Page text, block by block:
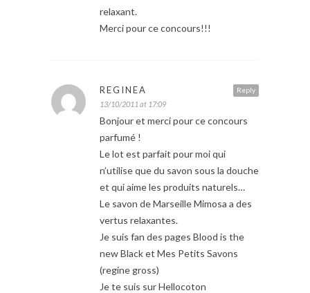
relaxant.
Merci pour ce concours!!!
Reply
REGINEA
13/10/2011 at 17:09
Bonjour et merci pour ce concours
parfumé !
Le lot est parfait pour moi qui
n’utilise que du savon sous la douche
et qui aime les produits naturels…
Le savon de Marseille Mimosa a des
vertus relaxantes.
Je suis fan des pages Blood is the
new Black et Mes Petits Savons
(regine gross)
Je te suis sur Hellocoton